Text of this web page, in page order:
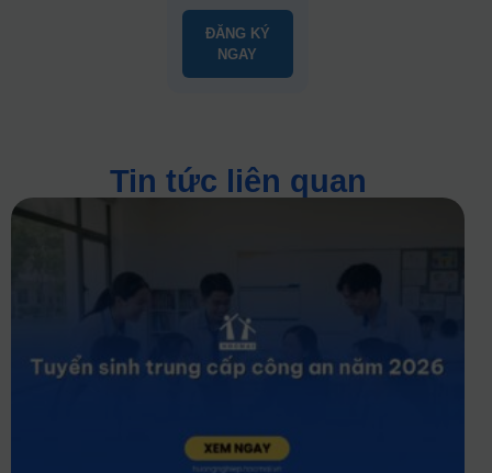
ĐĂNG KÝ
NGAY
Tin tức liên quan